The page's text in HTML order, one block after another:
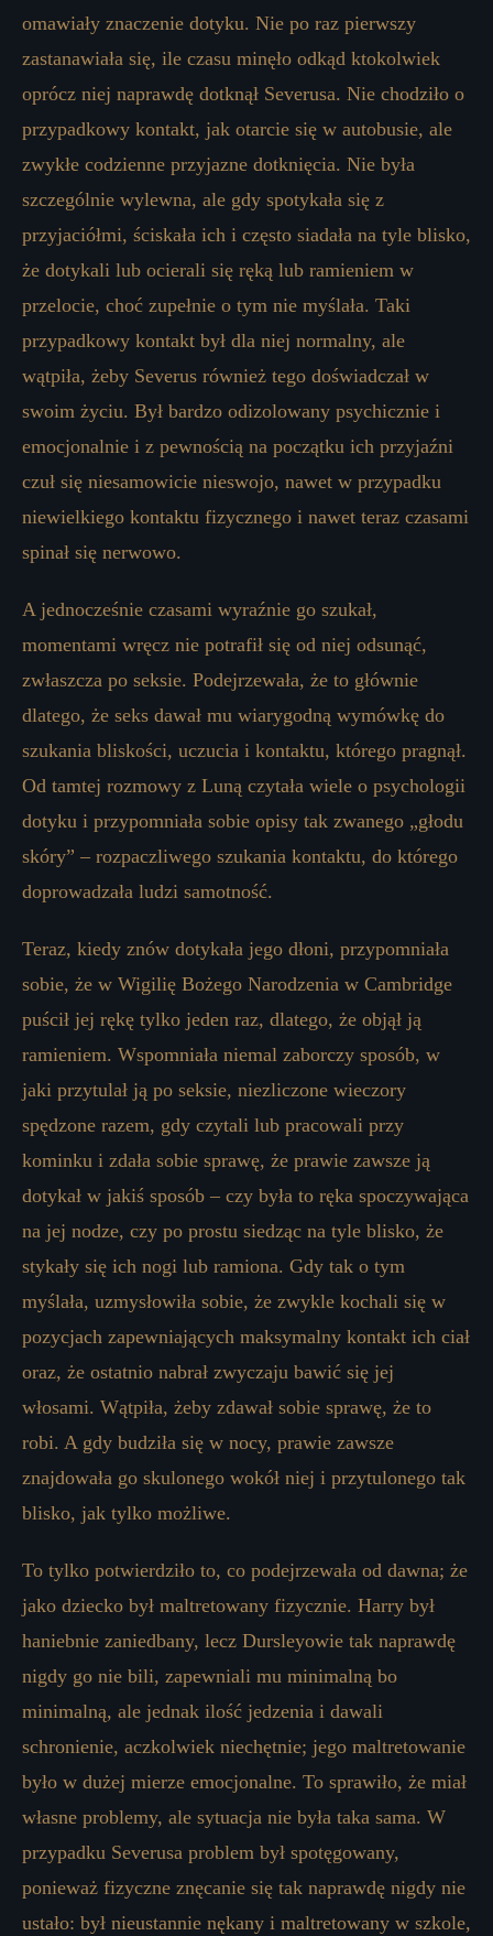
omawiały znaczenie dotyku. Nie po raz pierwszy
zastanawiała się, ile czasu minęło odkąd ktokolwiek
oprócz niej naprawdę dotknął Severusa. Nie chodziło o
przypadkowy kontakt, jak otarcie się w autobusie, ale
zwykłe codzienne przyjazne dotknięcia. Nie była
szczególnie wylewna, ale gdy spotykała się z
przyjaciółmi, ściskała ich i często siadała na tyle blisko,
że dotykali lub ocierali się ręką lub ramieniem w
przelocie, choć zupełnie o tym nie myślała. Taki
przypadkowy kontakt był dla niej normalny, ale
wątpiła, żeby Severus również tego doświadczał w
swoim życiu. Był bardzo odizolowany psychicznie i
emocjonalnie i z pewnością na początku ich przyjaźni
czuł się niesamowicie nieswojo, nawet w przypadku
niewielkiego kontaktu fizycznego i nawet teraz czasami
spinał się nerwowo.
A jednocześnie czasami wyraźnie go szukał,
momentami wręcz nie potrafił się od niej odsunąć,
zwłaszcza po seksie. Podejrzewała, że ​​to głównie
dlatego, że seks dawał mu wiarygodną wymówkę do
szukania bliskości, uczucia i kontaktu, którego pragnął.
Od tamtej rozmowy z Luną czytała wiele o psychologii
dotyku i przypomniała sobie opisy tak zwanego „głodu
skóry” – rozpaczliwego szukania kontaktu, do którego
doprowadzała ludzi samotność.
Teraz, kiedy znów dotykała jego dłoni, przypomniała
sobie, że w Wigilię Bożego Narodzenia w Cambridge
puścił jej rękę tylko jeden raz, dlatego, że objął ją
ramieniem. Wspomniała niemal zaborczy sposób, w
jaki przytulał ją po seksie, niezliczone wieczory
spędzone razem, gdy czytali lub pracowali przy
kominku i zdała sobie sprawę, że prawie zawsze ją
dotykał w jakiś sposób – czy była to ręka spoczywająca
na jej nodze, czy po prostu siedząc na tyle blisko, że
stykały się ich nogi lub ramiona. Gdy tak o tym
myślała, uzmysłowiła sobie, że zwykle kochali się w
pozycjach zapewniających maksymalny kontakt ich ciał
oraz, że ostatnio nabrał zwyczaju bawić się jej
włosami. Wątpiła, żeby zdawał sobie sprawę, że to
robi. A gdy budziła się w nocy, prawie zawsze
znajdowała go skulonego wokół niej i przytulonego tak
blisko, jak tylko możliwe.
To tylko potwierdziło to, co podejrzewała od dawna; że
jako dziecko był maltretowany fizycznie. Harry był
haniebnie zaniedbany, lecz Dursleyowie tak naprawdę
nigdy go nie bili, zapewniali mu minimalną bo
minimalną, ale jednak ilość jedzenia i dawali
schronienie, aczkolwiek niechętnie; jego maltretowanie
było w dużej mierze emocjonalne. To sprawiło, że miał
własne problemy, ale sytuacja nie była taka sama. W
przypadku Severusa problem był spotęgowany,
ponieważ fizyczne znęcanie się tak naprawdę nigdy nie
ustało: był nieustannie nękany i maltretowany w szkole,